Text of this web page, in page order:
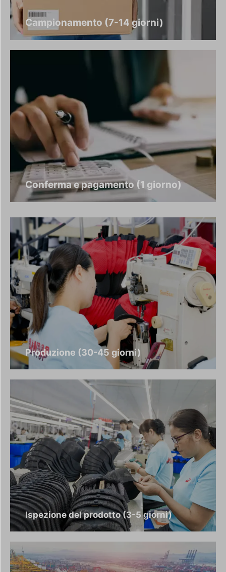
Campionamento (7-14 giorni)
Conferma e pagamento (1 giorno)
Produzione (30-45 giorni)
Ispezione del prodotto (3-5 giorni)